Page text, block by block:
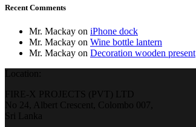
Recent Comments
Mr. Mackay on iPhone dock
Mr. Mackay on Wine bottle lantern
Mr. Mackay on Decoration wooden present
Location:
FIRE-X PROJECTS (PVT) LTD
No 24, Albert Crescent, Colombo 007,
Sri Lanka